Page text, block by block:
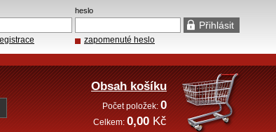
heslo
zapomenuté heslo
Obsah košíku
Počet položek:0
Celkem: 0,00 Kč